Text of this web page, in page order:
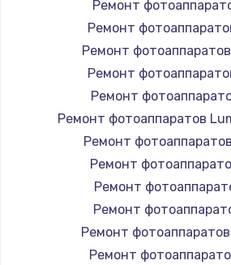
Ремонт
Ремонт
Ремонт
Ремонт
Ремонт
Ремонт фотоаппаратов
Ремонт
Ремонт
Ремонт
Ремонт
Ремонт
Ремонт